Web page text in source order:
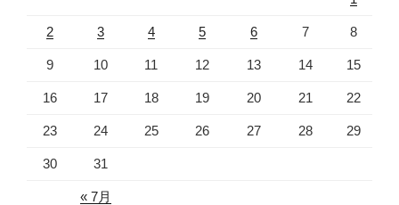
2 3 4 5 6 7 8
9 10 11 12 13 14 15
16 17 18 19 20 21 22
23 24 25 26 27 28 29
30 31
« 7月